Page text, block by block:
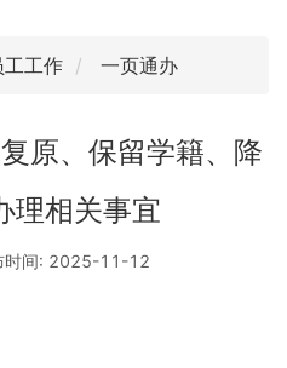
工工作 一页通办
原、保留学籍、降
理相关事宜
时间: 2025-11-12